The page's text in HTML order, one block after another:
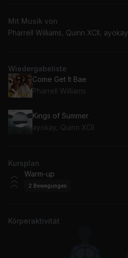
Mit Musik von
Pharrell Williams, Quinn XCII, ayokay
Wiedergabeliste
Come Get It Bae
Pharrell Williams
Kings of Summer
ayokay, Quinn XCII
Kursplan
Warm-up
2 Bewegungen
Körperaktivität